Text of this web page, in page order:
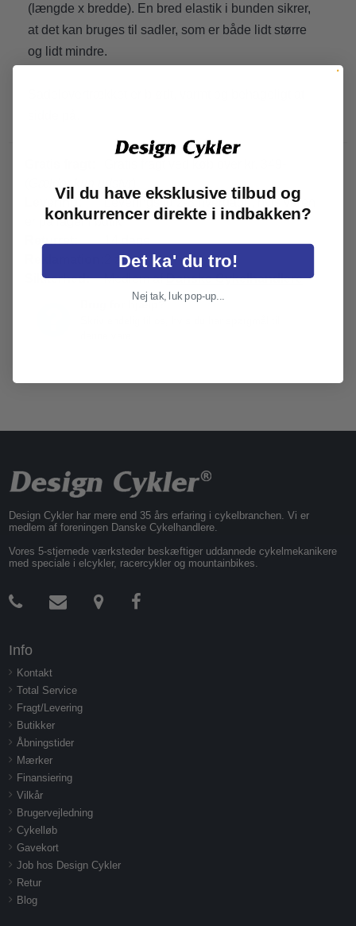
(længde x bredde). En bred elastik i bunden sikrer,
at det kan bruges til sadler, som er både lidt større
og lidt mindre.
Levering:
Leveringstid 2-8 hverdage, hvis varen
er på lager i butik
Returret:
14 dage
2 år
Sikkerhed:
Medlem afDanske Cykelhandlere
Brug for hjælp?
Design Cykler har mere end 35 års erfaring i cykelbranchen. Vi er
medlem af foreningen Danske Cykelhandlere.
Vores 5-stjernede værksteder beskæftiger uddannede cykelmekanikere
med speciale i elcykler, racercykler og mountainbikes.
Info
Kontakt
Total Service
Fragt/Levering
Butikker
Åbningstider
Mærker
Finansiering
Vilkår
Brugervejledning
Cykelløb
Gavekort
Job hos Design Cykler
Retur
Blog
Vil du have eksklusive tilbud og
konkurrencer direkte i indbakken?
Det ka' du tro!
Nej tak, luk pop-up...